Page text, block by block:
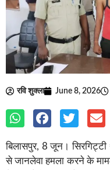
रवि शुक्ला June 8, 2026
बिलासपुर, 8 जून।
से जानलेवा हमला करने के